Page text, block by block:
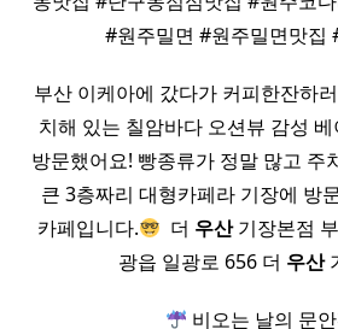
#원주밀면 #원주밀면맛집
부산 이케아에 갔다가 커피한잔하
치해 있는 칠암바다 오션뷰 감성 베
방문했어요! 빵종류가 정말 많고 주
큰 3층짜리 대형카페라 기장에 방
카페입니다.
​ 더 우산기장본점
광읍 일광로 656 더 우산
비오는 날의 문